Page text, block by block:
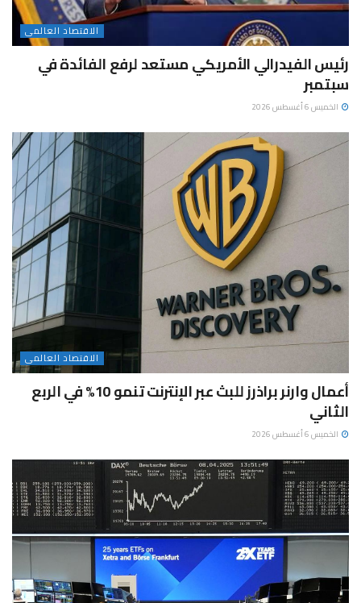
الاقتصاد العالمى
رئيس الفيدرالي الأمريكي مستعد لرفع الفائدة في
سبتمبر
الخميس 6 أغسطس 2026
الاقتصاد العالمى
أعمال وارنر براذرز للبث عبر الإنترنت تنمو 10% في الربع
الثاني
الخميس 6 أغسطس 2026